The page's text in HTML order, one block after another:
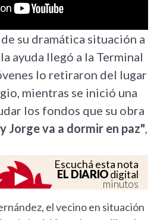
su dramática situación a
ayuda llegó a la Terminal
lo retiraron del lugar
mientras se inició una
los fondos que su obra
Jorge va a dormir en paz",
Escuchá esta nota
EL DIARIOdigital
minutos
el vecino en situación